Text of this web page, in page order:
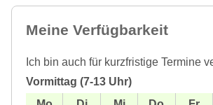
Meine Verfügbarkeit
Ich bin auch für kurzfristige Termine
Vormittag (7-13 Uhr)